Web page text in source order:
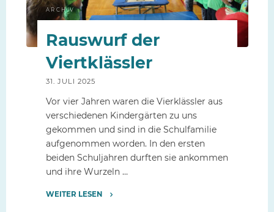
ARCHIV
Rauswurf der
Viertklässler
31. JULI 2025
Vor vier Jahren waren die Vierklässler aus
verschiedenen Kindergärten zu uns
gekommen und sind in die Schulfamilie
aufgenommen worden. In den ersten
beiden Schuljahren durften sie ankommen
und ihre Wurzeln …
WEITER LESEN